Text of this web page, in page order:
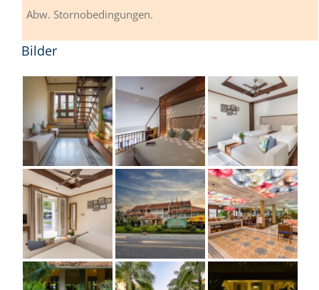
Abw. Stornobedingungen.
Bilder